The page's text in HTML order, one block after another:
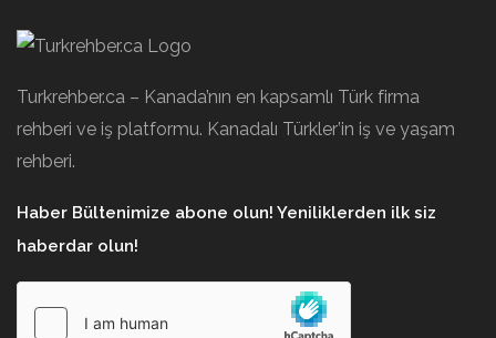
Turkrehber.ca – Kanada’nın en kapsamlı Türk firma
rehberi ve iş platformu. Kanadalı Türkler’in iş ve yaşam
rehberi.
Haber Bültenimize abone olun! Yeniliklerden ilk siz
haberdar olun!